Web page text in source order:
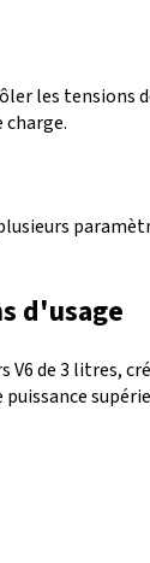
tensions
d'usage
de 3 litres,